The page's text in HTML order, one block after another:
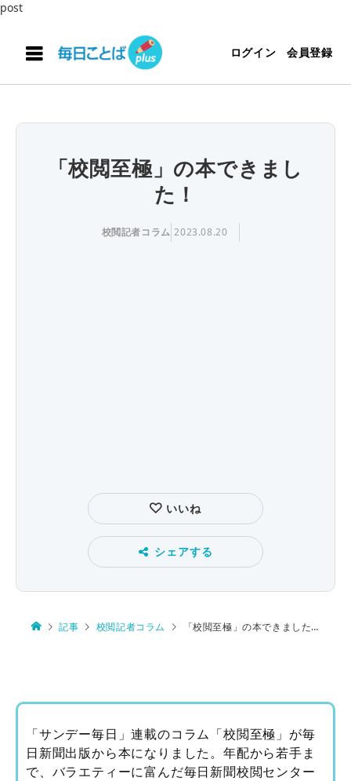
post
ログイン 会員登録
「校閲至極」の本できまし
た！
校閲記者コラム 2023.08.20
いいね
シェアする
記事 校閲記者コラム 「校閲至極」の本できました！
「サンデー毎日」連載のコラム「校閲至極」が毎
日新聞出版から本になりました。年配から若手ま
で、バラエティーに富んだ毎日新聞校閲センター